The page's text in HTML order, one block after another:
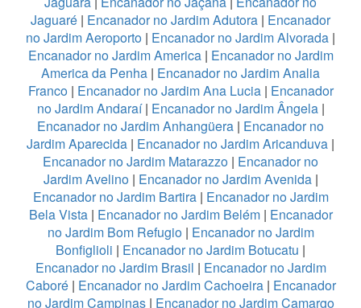
Jaguaré | Encanador no Jardim Adutora | Encanador
no Jardim Aeroporto | Encanador no Jardim Alvorada |
Encanador no Jardim America| Encanador no Jardim
America da Penha | Encanador no Jardim Analia
Franco| Encanador no Jardim Ana Lucia| Encanador
no Jardim Andaraí| Encanador no Jardim Ângela|
Encanador no Jardim Anhangüera | Encanador no
Jardim Aparecida | Encanador no Jardim Aricanduva |
Encanador no Jardim Matarazzo | Encanador no
Jardim Avelino| Encanador no Jardim Avenida|
Encanador no Jardim Bartira| Encanador no Jardim
Bela Vista| Encanador no Jardim Belém| Encanador
no Jardim Bom Refugio| Encanador no Jardim
Bonfiglioli | Encanador no Jardim Botucatu |
Encanador no Jardim Brasil | Encanador no Jardim
Caboré| Encanador no Jardim Cachoeira| Encanador
no Jardim Campinas| Encanador no Jardim Camargo